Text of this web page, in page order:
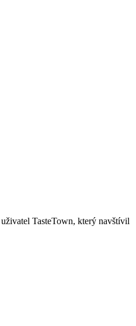
TasteTown, který navštívil